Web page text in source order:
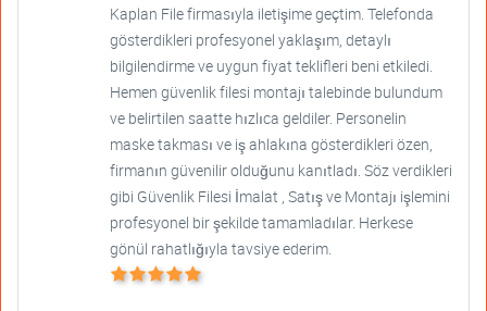
Kaplan File firmasıyla iletişime geçtim. Telefonda
gösterdikleri profesyonel yaklaşım, detaylı
bilgilendirme ve uygun fiyat teklifleri beni etkiledi.
Hemen güvenlik filesi montajı talebinde bulundum
ve belirtilen saatte hızlıca geldiler. Personelin
maske takması ve iş ahlakına gösterdikleri özen,
firmanın güvenilir olduğunu kanıtladı. Söz verdikleri
gibi Güvenlik Filesi İmalat , Satış ve Montajı işlemini
profesyonel bir şekilde tamamladılar. Herkese
gönül rahatlığıyla tavsiye ederim.